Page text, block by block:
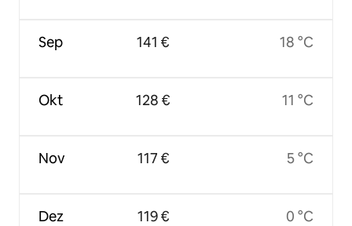
Sep
Okt
Nov
Dez
141 €
128 €
117 €
119 €
18 °C
11 °C
5 °C
0 °C